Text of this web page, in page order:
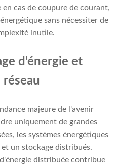
cas de coupure de courant,
sans nécessiter de
inutile.
d'énergie et
majeure de l'avenir
uniquement de grandes
les systèmes énergétiques
un stockage distribués.
distribuée contribue